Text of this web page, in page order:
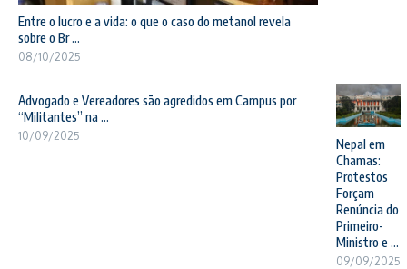
Entre o lucro e a vida: o que o caso do metanol revela
sobre o Br ...
08/10/2025
Advogado e Vereadores são agredidos em Campus por
“Militantes” na ...
10/09/2025
Nepal em
Chamas:
Protestos
Forçam
Renúncia do
Primeiro-
Ministro e ...
09/09/2025